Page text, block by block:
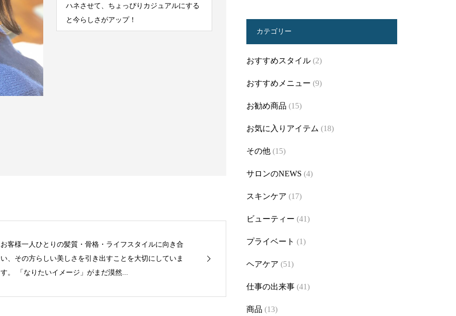
ハネさせて、ちょっぴりカジュアルにする
と今らしさがアップ！
お客様一人ひとりの髪質・骨格・ライフスタイルに向き合
い、その方らしい美しさを引き出すことを大切にしていま
す。 「なりたいイメージ」がまだ漠然...
カテゴリー
おすすめスタイル (2)
おすすめメニュー (9)
お勧め商品 (15)
お気に入りアイテム (18)
その他 (15)
サロンのNEWS (4)
スキンケア (17)
ビューティー (41)
プライベート (1)
ヘアケア (51)
仕事の出来事 (41)
商品 (13)